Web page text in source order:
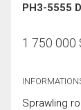
PH3-5555
1 750 000
Sprawling